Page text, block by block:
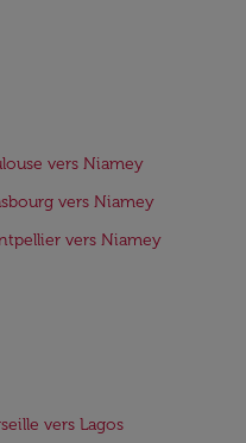
vers Niamey
vers Niamey
vers Niamey
vers Lagos